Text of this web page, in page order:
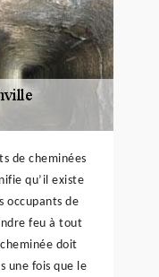
de cheminées
qu’il existe
occupants de
feu à tout
doit
une fois que le